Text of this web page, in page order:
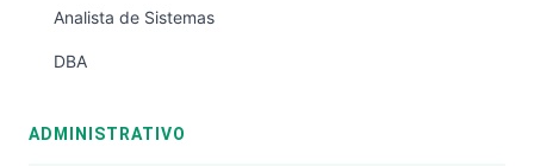
Analista de Sistemas
DBA
ADMINISTRATIVO